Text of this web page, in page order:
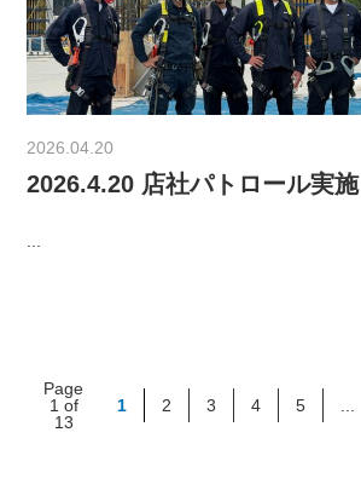
2026.04.20
2026.4.20 店社パトロール実施
Page
1 of
13
1 2 3 4 5